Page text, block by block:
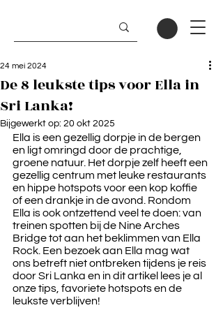
De 8 leukste tips voor Ella in
Sri Lanka!
24 mei 2024
Bijgewerkt op: 20 okt 2025
Ella is een gezellig dorpje in de bergen
en ligt omringd door de prachtige,
groene natuur. Het dorpje zelf heeft een
gezellig centrum met leuke restaurants
en hippe hotspots voor een kop koffie
of een drankje in de avond. Rondom
Ella is ook ontzettend veel te doen: van
treinen spotten bij de Nine Arches
Bridge tot aan het beklimmen van Ella
Rock. Een bezoek aan Ella mag wat
ons betreft niet ontbreken tijdens je reis
door Sri Lanka en in dit artikel lees je al
onze tips, favoriete hotspots en de
leukste verblijven!